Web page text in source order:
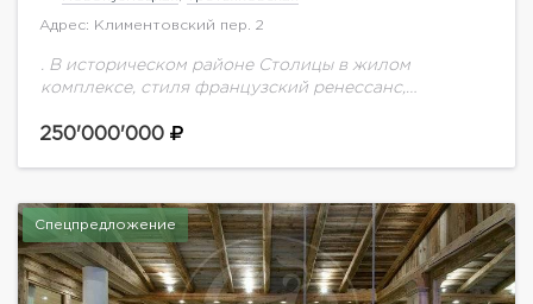
Адрес: Климентовский пер. 2
. В историческом районе Столицы в жилом
комплексе, стиля французский ренессанс,
вниманию квартиру с террасой и шикарными
250'000'000
Спецпредложение